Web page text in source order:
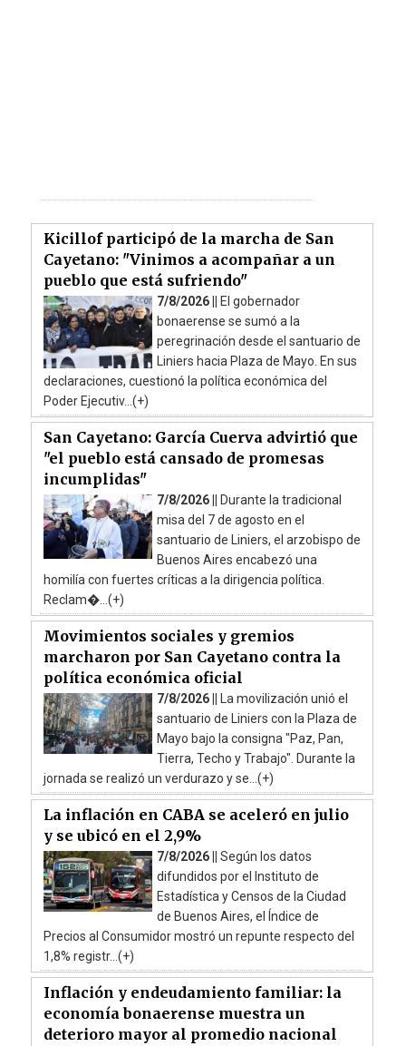
Kicillof participó de la marcha de San
Cayetano: "Vinimos a acompañar a un
pueblo que está sufriendo"
7/8/2026 ||
El gobernador
bonaerense se sumó a la
peregrinación desde el santuario de
Liniers hacia Plaza de Mayo. En sus
declaraciones, cuestionó la política económica del
Poder Ejecutiv...(+)
San Cayetano: García Cuerva advirtió que
"el pueblo está cansado de promesas
incumplidas"
7/8/2026 ||
Durante la tradicional
misa del 7 de agosto en el
santuario de Liniers, el arzobispo de
Buenos Aires encabezó una
homilía con fuertes críticas a la dirigencia política.
Reclam�...(+)
Movimientos sociales y gremios
marcharon por San Cayetano contra la
política económica oficial
7/8/2026 ||
La movilización unió el
santuario de Liniers con la Plaza de
Mayo bajo la consigna "Paz, Pan,
Tierra, Techo y Trabajo". Durante la
jornada se realizó un verdurazo y se...(+)
La inflación en CABA se aceleró en julio
y se ubicó en el 2,9%
7/8/2026 || Según los datos
difundidos por el Instituto de
Estadística y Censos de la Ciudad
de Buenos Aires, el Índice de
Precios al Consumidor mostró un repunte respecto del
1,8% registr...(+)
Inflación y endeudamiento familiar: la
economía bonaerense muestra un
deterioro mayor al promedio nacional